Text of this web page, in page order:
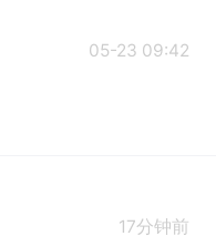
05-23 09:42
17分钟前